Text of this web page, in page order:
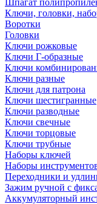
Шпагат
Ключи, головки,
Воротки
Головки
Ключи рожковые
Ключи Г-образные
Ключи
Ключи разные
Ключи для патрона
Ключи шестигранные
Ключи разводные
Ключи свечные
Ключи торцовые
Ключи трубные
Наборы ключей
Наборы
Переходники и
Зажим ручной с
Аккумуляторный